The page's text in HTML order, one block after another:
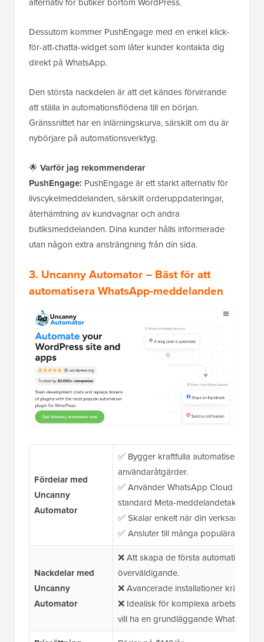
Dessutom kommer PushEngage med en enkel klick-
för-att-chatta-widget som låter kunder kontakta dig
direkt på WhatsApp.
Den största nackdelen är att det kändes förvirrande
att ställa in automationsflödena till en början.
Gränssnittet har en inlärningskurva, särskilt om du är
nybörjare på automationsverktyg.
🌟 Varför jag rekommenderar
PushEngage: PushEngage är ett starkt alternativ för
livscykelmeddelanden, särskilt orderuppdateringar,
återhämtning av kundvagnar och andra
butiksmeddelanden. Dina kunder hålls informerade
utan någon extra ansträngning från din sida.
3. Uncanny Automator – Bäst för att
automatisera WhatsApp-meddelanden
Fördelar med
Uncanny
Automator
✅ Bygger kraftfulla automatiseringar
användaråtgärder.
✅ Använder WhatsApp Cloud API
standard Meta-meddelandetakster
✅ Skalar enkelt när din verksamhet
✅ Ansluter till många populära
Nackdelar med
Uncanny
Automator
❌ Att skapa de första automations
överväldigande.
❌ Avancerade installationer kräver
❌ Idealisk för komplexa
vill ha en grundläggande WhatsApp-